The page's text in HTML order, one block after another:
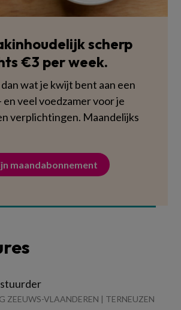
scherp
€3 per week.
wat je kwijt bent aan een
veel voedzamer voor je
verplichtingen. Maandelijks
maandabonnement
ZEEUWS-VLAANDEREN | TERNEUZEN